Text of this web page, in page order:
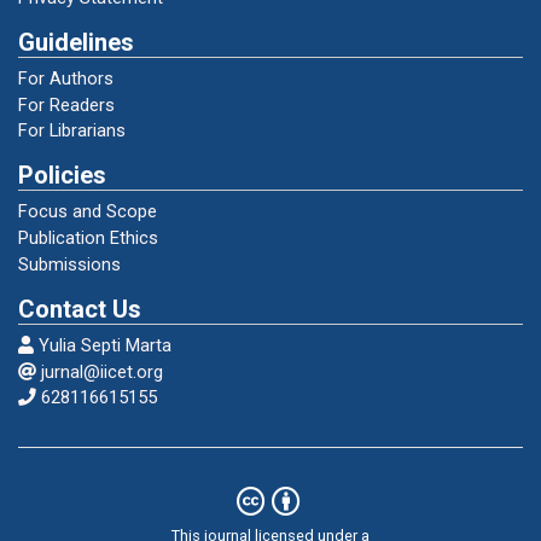
Manajemen Pembelajaran Blended Learning
Dalam Upaya Meningkatkan Efektivitas Belajar
65.
Hapudin, Muhammad Sholeh, & Sujatmoko, J.
(2013). Perancangan Program Project
Management Berbasis Android Pada Sistem
PMB. Jurnal ICT Penelitian Dan Penerapan
Teknologi, 17–27.
http://ejournal.akademitelkom.ac.id/index.php/
Hapudin, Muhammad Soleh. (2019a).
Implementasi Pendidikan Karakter Melalui
Guidelines
For Authors
For Readers
For Librarians
Policies
Focus and Scope
Publication Ethics
Submissions
Contact Us
Yulia Septi Marta
jurnal@iicet.org
628116615155
This journal licensed under a